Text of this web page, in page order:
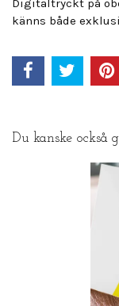
känns både
Du kanske också